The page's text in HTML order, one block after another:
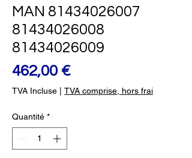
MAN 81434026007
81434026008
81434026009
462,00 €Prix
TVA Incluse TVA comprise, hors frai
Quantité *